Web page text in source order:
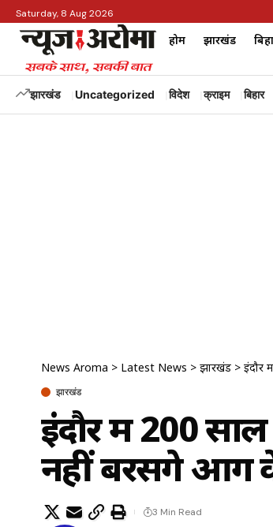
Saturday, 8 Aug 2026
होम झारखंड
झारखंड Uncategorized विदेश क्राइम बिहार
News Aroma > Latest News > झारखंड > इंदौर
झारखंड
इंदौर में 200 साल
नहीं बरसेंगे आग
3 Min Read